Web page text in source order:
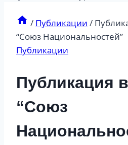
/ Публикации /
“Союз Национальностей”
Публикации
Публикация
“Союз